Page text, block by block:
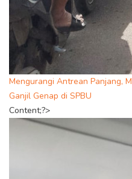
Mengurangi Antrean Panjang,
Ganjil Genap di SPBU
Content;?>